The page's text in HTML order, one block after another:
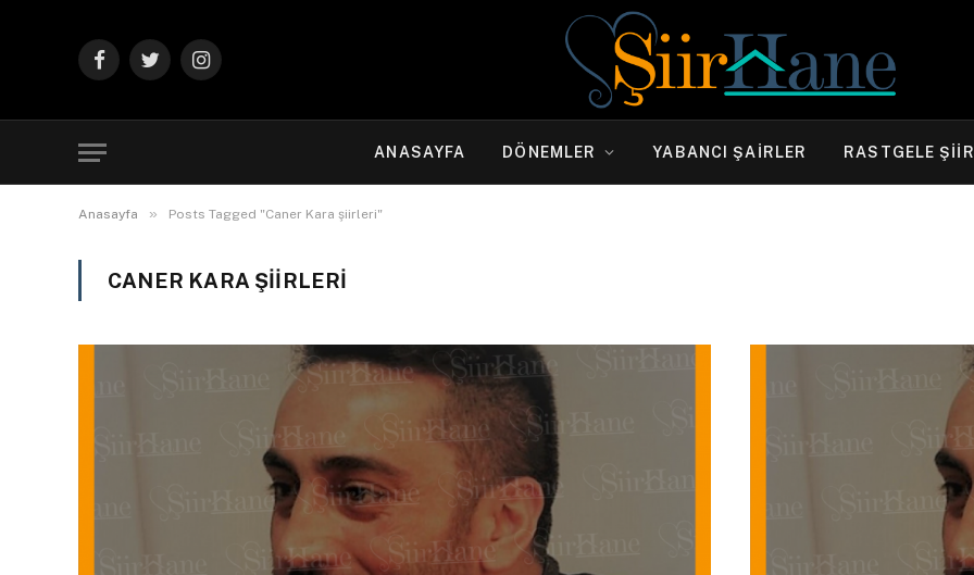
FacebookTwitterInstagram
ANASAYFA DÖNEMLER YABANCI ŞAIRLER RASTGELE ŞIIR
Anasayfa » Posts Tagged "Caner Kara şiirleri"
CANER KARA ŞIIRLERI